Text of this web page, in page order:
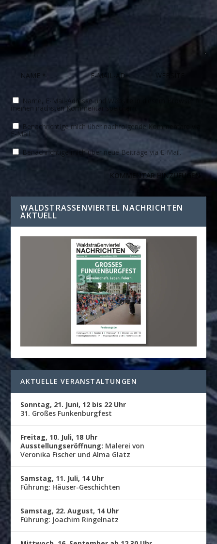
Name, E-Mail-Adresse und Website in diesem Browser für
meinen nächsten Kommentar speichern.
Benachrichtige mich über nachfolgende Kommentare via
E-Mail.
Benachrichtige mich über neue Beiträge via E-Mail.
WALDSTRASSENVIERTEL NACHRICHTEN A
KTUELL
AKTUELLE VERANSTALTUNGEN
Sonntag, 21. Juni, 12 bis 22 Uhr
31. Großes Funkenburgfest
Freitag, 10. Juli, 18 Uhr
Ausstellungseröffnung: Malerei von
Veronika Fischer und Alma Glatz
Samstag, 11. Juli, 14 Uhr
Führung: Häuser-Geschichten
Samstag, 22. August, 14 Uhr
Führung: Joachim Ringelnatz